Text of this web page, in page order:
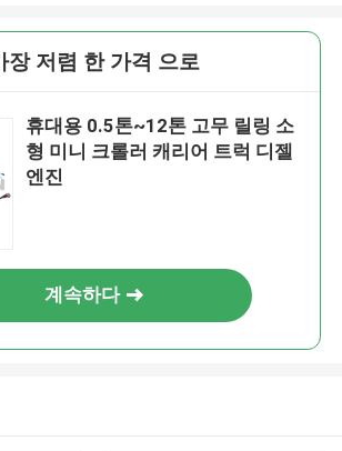
장 저렴 한 가격 으로
휴대용 0.5톤~12톤 고무 릴링 소
형 미니 크롤러 캐리어 트럭 디젤
엔진
계속하다